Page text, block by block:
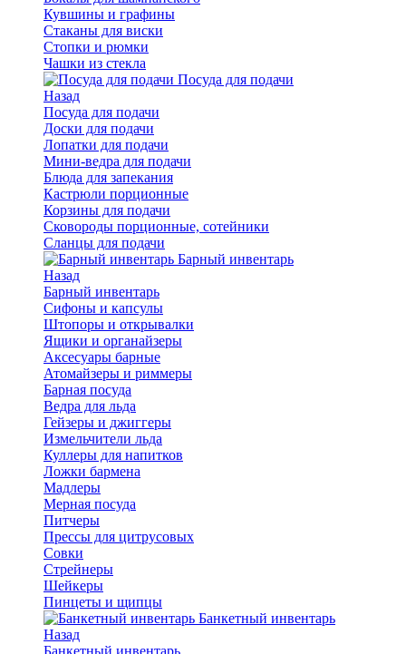
Кувшины и графины
Стаканы для виски
Стопки и рюмки
Чашки из стекла
Посуда для подачи
Назад
Посуда для подачи
Доски для подачи
Лопатки для подачи
Мини-ведра для подачи
Блюда для запекания
Кастрюли порционные
Корзины для подачи
Сковороды порционные, сотейники
Сланцы для подачи
Барный инвентарь
Назад
Барный инвентарь
Сифоны и капсулы
Штопоры и открывалки
Ящики и органайзеры
Аксесуары барные
Атомайзеры и риммеры
Барная посуда
Ведра для льда
Гейзеры и джиггеры
Измельчители льда
Куллеры для напитков
Ложки бармена
Мадлеры
Мерная посуда
Питчеры
Прессы для цитрусовых
Совки
Стрейнеры
Шейкеры
Пинцеты и щипцы
Банкетный инвентарь
Назад
Банкетный инвентарь